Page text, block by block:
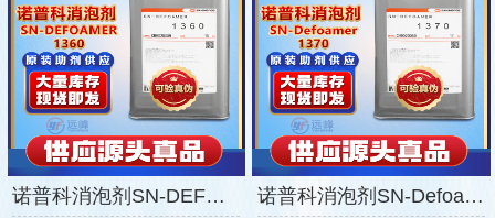
诺普科消泡剂SN-DEFOAMER1360 诺普科消泡剂SN-Defoamer1370